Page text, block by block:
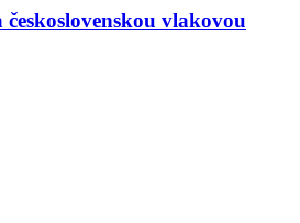
československou vlakovou